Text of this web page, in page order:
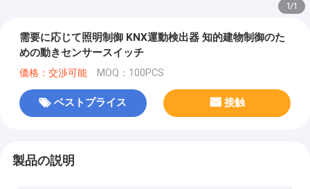
1/1
需要に応じて照明制御 KNX運動検出器 知的建物制御のた
めの動きセンサースイッチ
価格：交渉可能 MOQ：100PCS
ベストプライス 接触
製品の説明